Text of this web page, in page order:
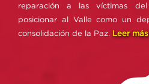
reparación a las víctimas
posicionar al Valle como un
consolidación de la Paz. Leer más